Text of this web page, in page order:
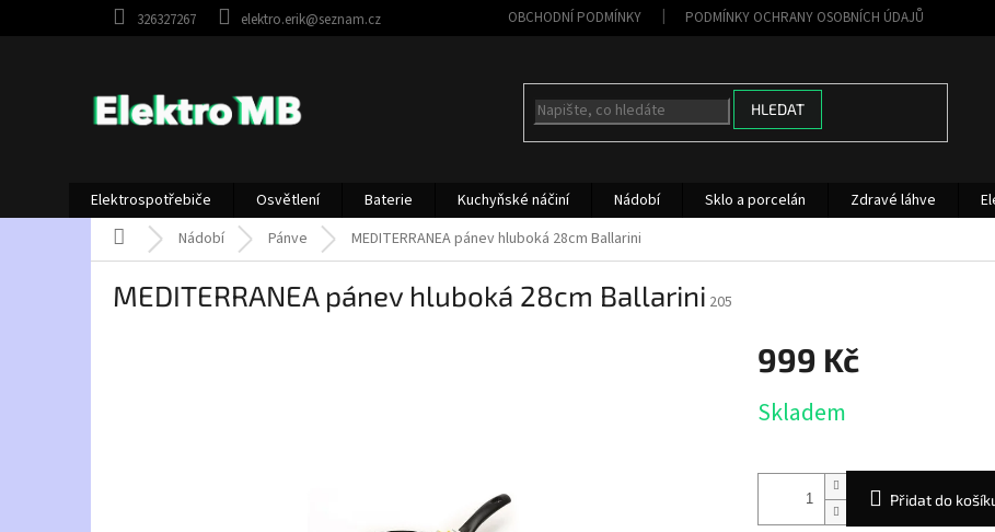
326327267 elektro.erik@seznam.cz OBCHODNÍ PODMÍNKY PODMÍNKY OCHRANY OSOBNÍCH ÚDAJŮ
HLEDAT
Elektrospotřebiče Osvětlení Baterie Kuchyňské náčiní Nádobí Sklo a porcelán Zdravé láhve
Domů
Nádobí Pánve MEDITERRANEA pánev hluboká 28cm Ballarini
MEDITERRANEA pánev hluboká 28cm Ballarini 205
999 Kč
cena:
Skladem
Přidat do